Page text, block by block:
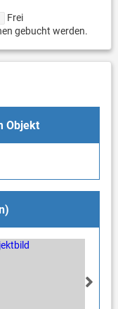
Frei
gebucht werden.
Objekt